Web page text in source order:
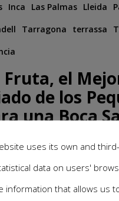
Inca Las Palmas Lleida
Tarragona terrassa
Fruta, el
de los
una Boca
September de 2024
uses its own and
data on users'
information that allows us